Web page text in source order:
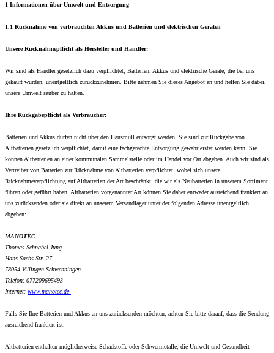
1 Informationen über Umwelt und Entsorgung
1.1 Rücknahme von verbrauchten Akkus und Batterien und elektrischen Geräten
Unsere Rücknahmepflicht als Hersteller und Händler:
Wir sind als Händler gesetzlich dazu verpflichtet, Batterien, Akkus und elektrische Geräte, die bei uns
gekauft wurden, unentgeltlich zurückzunehmen. Bitte nehmen Sie dieses Angebot an und helfen Sie dabei,
unsere Umwelt sauber zu halten.
Ihre Rückgabepflicht als Verbraucher:
Batterien und Akkus dürfen nicht über den Hausmüll entsorgt werden. Sie sind zur Rückgabe von
Altbatterien gesetzlich verpflichtet, damit eine fachgerechte Entsorgung gewährleistet werden kann. Sie
können Altbatterien an einer kommunalen Sammelstelle oder im Handel vor Ort abgeben. Auch wir sind als
Vertreiber von Batterien zur Rücknahme von Altbatterien verpflichtet, wobei sich unsere
Rücknahmeverpflichtung auf Altbatterien der Art beschränkt, die wir als Neubatterien in unserem Sortiment
führen oder geführt haben. Altbatterien vorgenannter Art können Sie daher entweder ausreichend frankiert an
uns zurücksenden oder sie direkt an unserem Versandlager unter der folgenden Adresse unentgeltlich
abgeben:
MANOTEC
Thomas Schnabel-Jung
Hans-Sachs-Str. 27
78054 Villingen-Schwenningen
Telefon: 077209695493
Internet: www.manotec.de
Falls Sie Ihre Batterien und Akkus an uns zurücksenden möchten, achten Sie bitte darauf, dass die Sendung
ausreichend frankiert ist.
Altbatterien enthalten möglicherweise Schadstoffe oder Schwermetalle, die Umwelt und Gesundheit